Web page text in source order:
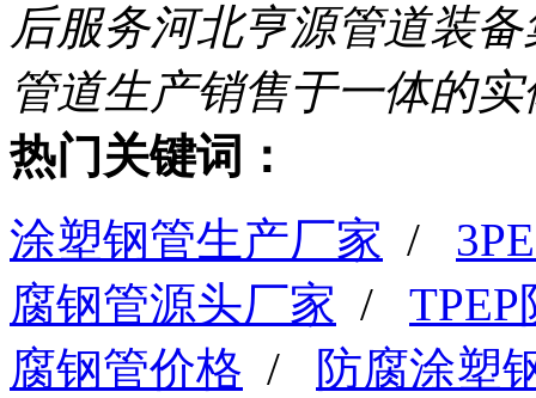
后服务河北亨源管道装
管道生产销售于一体的
热门关键词：
涂塑钢管生产厂家 /
腐钢管源头厂家 /
腐钢管价格 /
防腐涂塑